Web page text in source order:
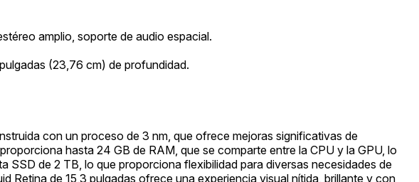
amplio, soporte de audio espacial.
(23,76 cm) de profundidad.
con un proceso de 3 nm, que ofrece mejoras significativas de
hasta 24 GB de RAM, que se comparte entre la CPU y la GPU, lo
de 2 TB, lo que proporciona flexibilidad para diversas necesidades de
Retina de 15,3 pulgadas ofrece una experiencia visual nítida, brillante y con